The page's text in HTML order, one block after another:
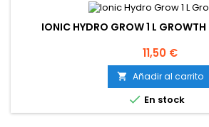
IONIC HYDRO GROW 1 L
Precio
11,50 €
 Añadir al carrito
 En stock